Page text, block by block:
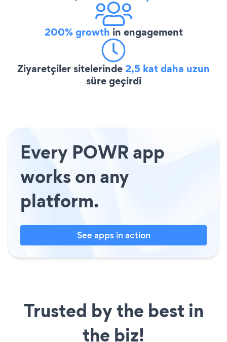
200% growth in engagement
Ziyaretçiler sitelerinde2,5 kat daha uzun
süre geçirdi
Every POWR app
works on any
platform.
See apps in action
Trusted by the best in
the biz!